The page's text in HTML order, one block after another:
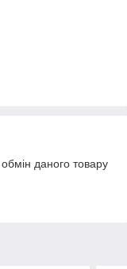
даного товару